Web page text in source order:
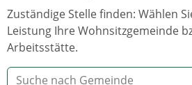
Zuständige Stelle finden: Wählen
Leistung Ihre Wohnsitzgemeinde
Arbeitsstätte.